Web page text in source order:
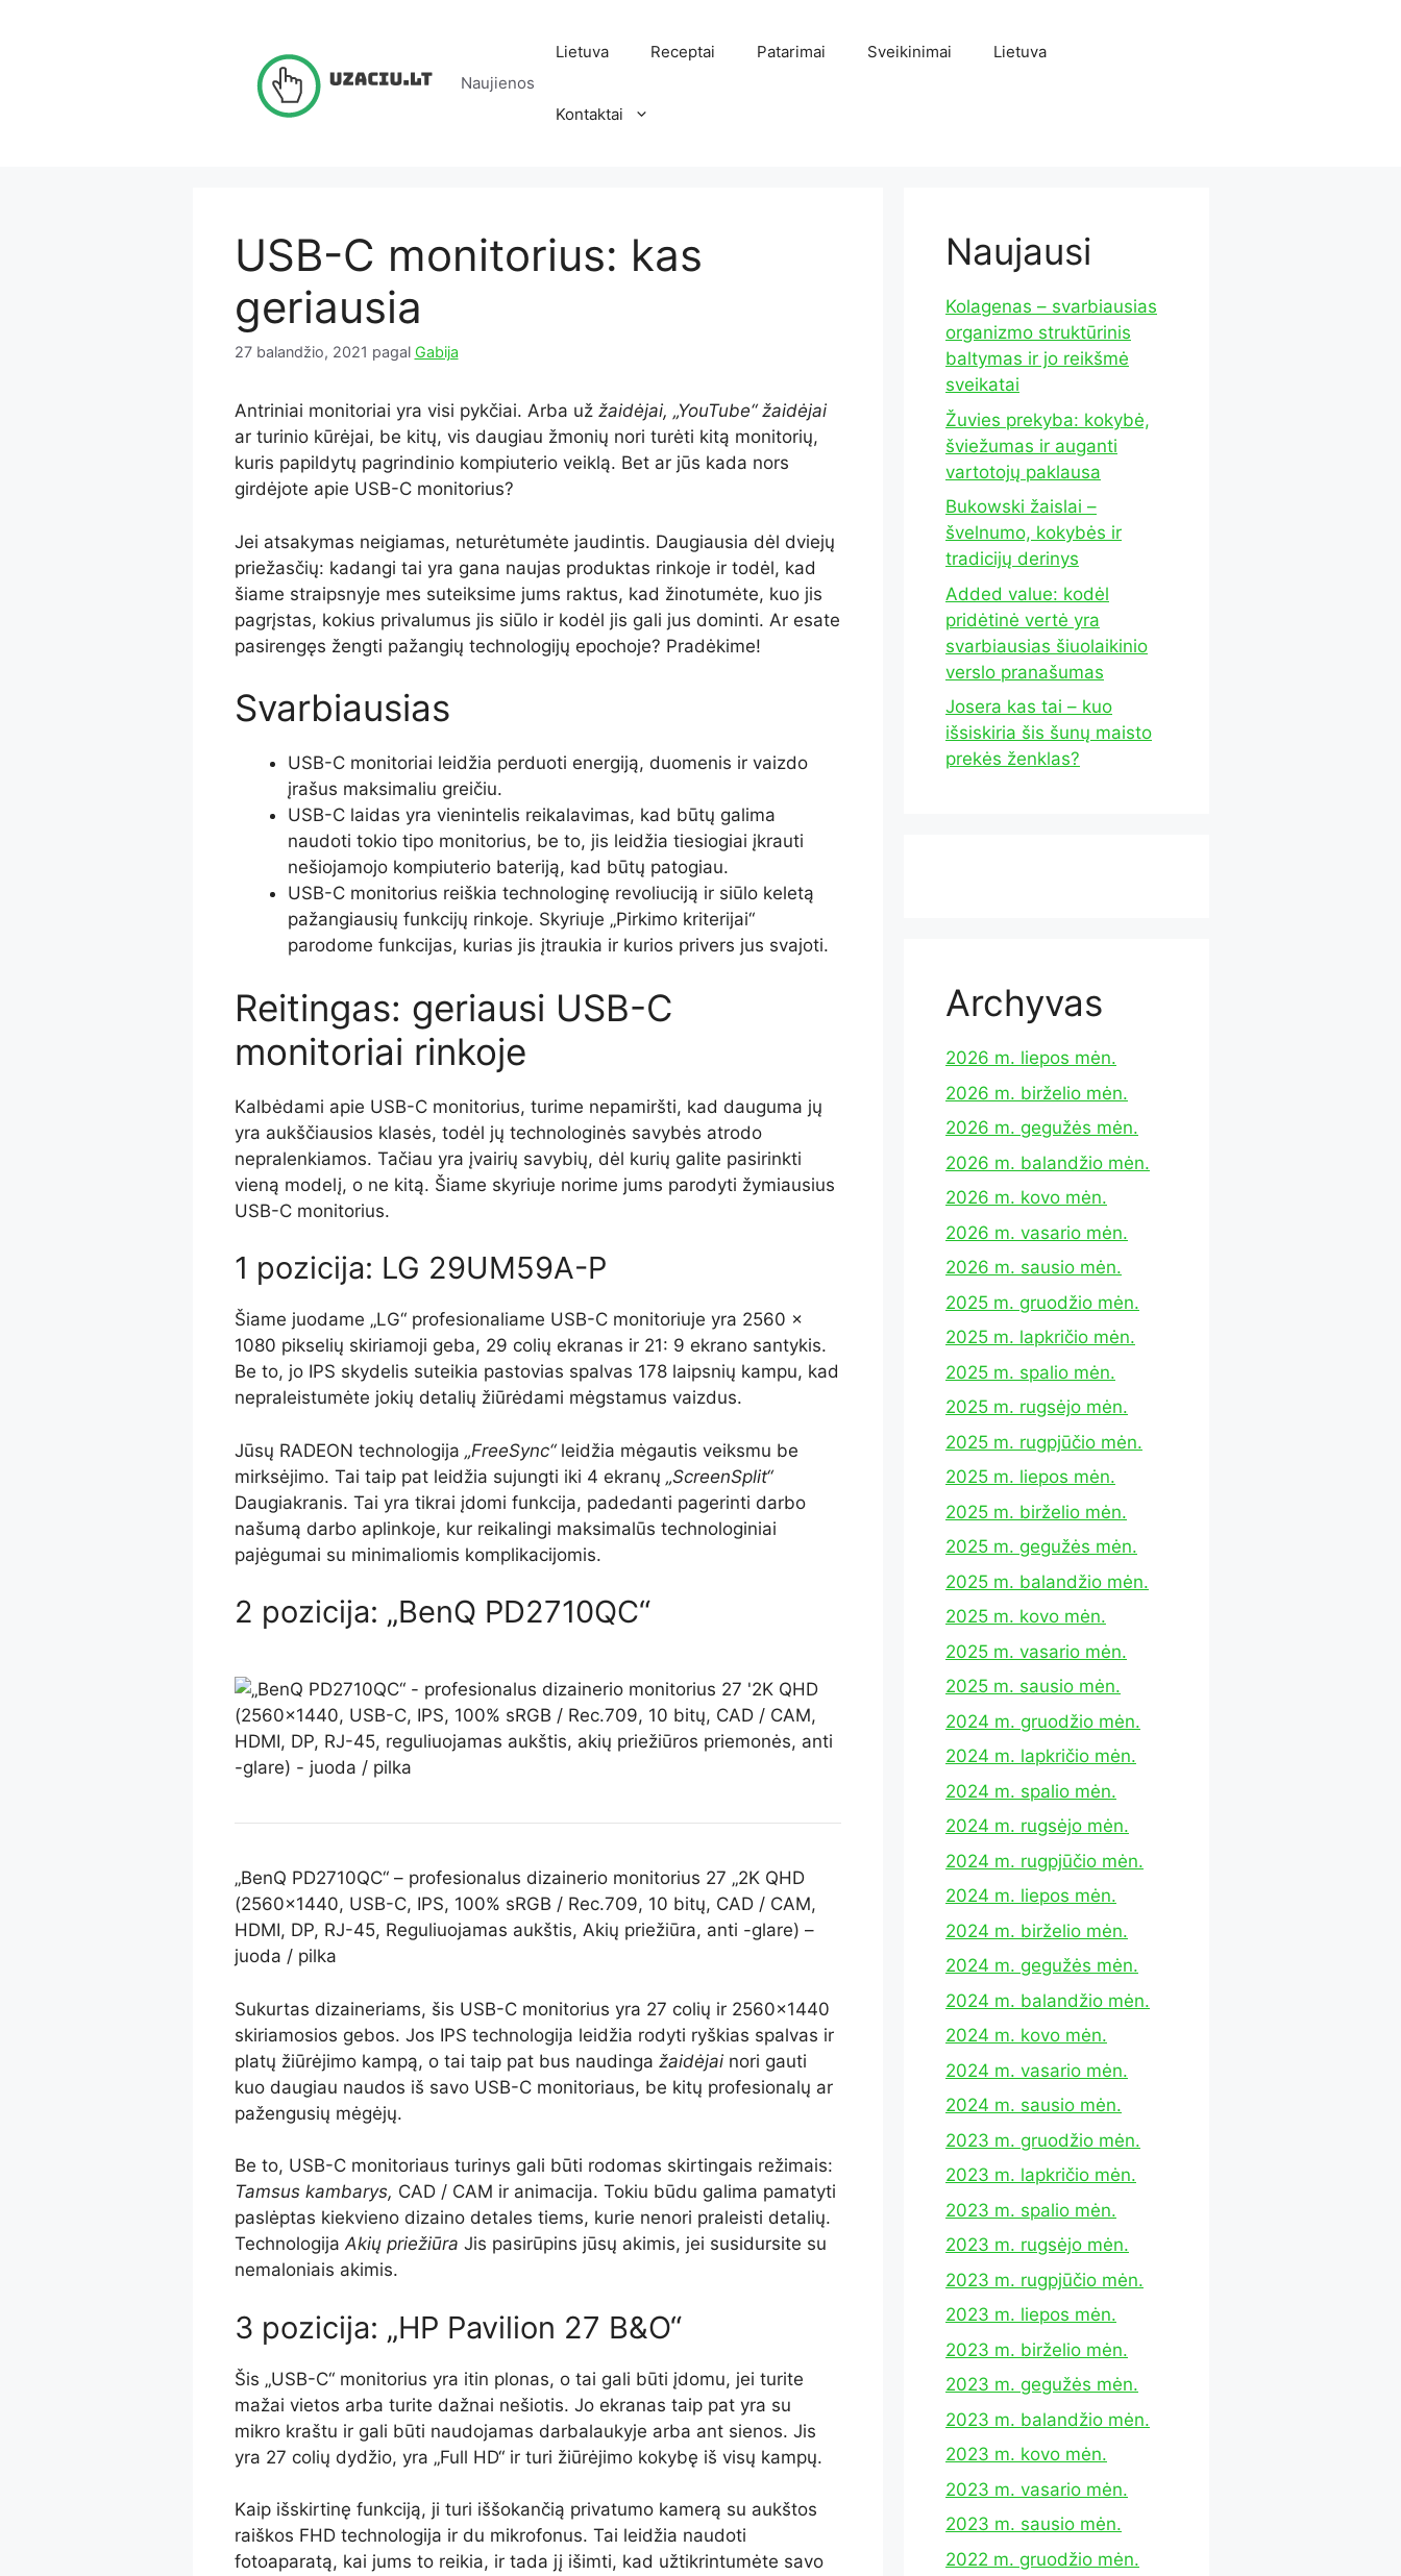
Naujienos
Lietuva Receptai Patarimai Sveikinimai Lietuva
Kontaktai
USB-C monitorius: kas
geriausia
27 balandžio, 2021 pagal Gabija
Antriniai monitoriai yra visi pykčiai. Arba už žaidėjai, „YouTube“ žaidėjai
ar turinio kūrėjai, be kitų, vis daugiau žmonių nori turėti kitą monitorių,
kuris papildytų pagrindinio kompiuterio veiklą. Bet ar jūs kada nors
girdėjote apie USB-C monitorius?
Jei atsakymas neigiamas, neturėtumėte jaudintis. Daugiausia dėl dviejų
priežasčių: kadangi tai yra gana naujas produktas rinkoje ir todėl, kad
šiame straipsnyje mes suteiksime jums raktus, kad žinotumėte, kuo jis
pagrįstas, kokius privalumus jis siūlo ir kodėl jis gali jus dominti. Ar esate
pasirengęs žengti pažangių technologijų epochoje? Pradėkime!
Svarbiausias
USB-C monitoriai leidžia perduoti energiją, duomenis ir vaizdo
įrašus maksimaliu greičiu.
USB-C laidas yra vienintelis reikalavimas, kad būtų galima
naudoti tokio tipo monitorius, be to, jis leidžia tiesiogiai įkrauti
nešiojamojo kompiuterio bateriją, kad būtų patogiau.
USB-C monitorius reiškia technologinę revoliuciją ir siūlo keletą
pažangiausių funkcijų rinkoje. Skyriuje „Pirkimo kriterijai“
parodome funkcijas, kurias jis įtraukia ir kurios privers jus svajoti.
Reitingas: geriausi USB-C
monitoriai rinkoje
Kalbėdami apie USB-C monitorius, turime nepamiršti, kad dauguma jų
yra aukščiausios klasės, todėl jų technologinės savybės atrodo
nepralenkiamos. Tačiau yra įvairių savybių, dėl kurių galite pasirinkti
vieną modelį, o ne kitą. Šiame skyriuje norime jums parodyti žymiausius
USB-C monitorius.
1 pozicija: LG 29UM59A-P
Šiame juodame „LG“ profesionaliame USB-C monitoriuje yra 2560 x
1080 pikselių skiriamoji geba, 29 colių ekranas ir 21: 9 ekrano santykis.
Be to, jo IPS skydelis suteikia pastovias spalvas 178 laipsnių kampu, kad
nepraleistumėte jokių detalių žiūrėdami mėgstamus vaizdus.
Jūsų RADEON technologija „FreeSync“leidžia mėgautis veiksmu be
mirksėjimo. Tai taip pat leidžia sujungti iki 4 ekranų „ScreenSplit“
Daugiakranis. Tai yra tikrai įdomi funkcija, padedanti pagerinti darbo
našumą darbo aplinkoje, kur reikalingi maksimalūs technologiniai
pajėgumai su minimaliomis komplikacijomis.
2 pozicija: „BenQ PD2710QC“
„BenQ PD2710QC“ – profesionalus dizainerio monitorius 27 „2K QHD
(2560×1440, USB-C, IPS, 100% sRGB / Rec.709, 10 bitų, CAD / CAM,
HDMI, DP, RJ-45, Reguliuojamas aukštis, Akių priežiūra, anti -glare) –
juoda / pilka
Sukurtas dizaineriams, šis USB-C monitorius yra 27 colių ir 2560×1440
skiriamosios gebos. Jos IPS technologija leidžia rodyti ryškias spalvas ir
platų žiūrėjimo kampą, o tai taip pat bus naudinga žaidėjainori gauti
kuo daugiau naudos iš savo USB-C monitoriaus, be kitų profesionalų ar
pažengusių mėgėjų.
Be to, USB-C monitoriaus turinys gali būti rodomas skirtingais režimais:
Tamsus kambarys, CAD / CAM ir animacija. Tokiu būdu galima pamatyti
paslėptas kiekvieno dizaino detales tiems, kurie nenori praleisti detalių.
TechnologijaAkių priežiūra Jis pasirūpins jūsų akimis, jei susidursite su
nemaloniais akimis.
3 pozicija: „HP Pavilion 27 B&O“
Šis „USB-C“ monitorius yra itin plonas, o tai gali būti įdomu, jei turite
mažai vietos arba turite dažnai nešiotis. Jo ekranas taip pat yra su
mikro kraštu ir gali būti naudojamas darbalaukyje arba ant sienos. Jis
yra 27 colių dydžio, yra „Full HD“ ir turi žiūrėjimo kokybę iš visų kampų.
Kaip išskirtinę funkciją, ji turi iššokančią privatumo kamerą su aukštos
raiškos FHD technologija ir du mikrofonus. Tai leidžia naudoti
fotoaparatą, kai jums to reikia, ir tada jį išimti, kad užtikrintumėte savo
Naujausi
Kolagenas – svarbiausias
organizmo struktūrinis
baltymas ir jo reikšmė
sveikatai
Žuvies prekyba: kokybė,
šviežumas ir auganti
vartotojų paklausa
Bukowski žaislai –
švelnumo, kokybės ir
tradicijų derinys
Added value: kodėl
pridėtinė vertė yra
svarbiausias šiuolaikinio
verslo pranašumas
Josera kas tai – kuo
išsiskiria šis šunų maisto
prekės ženklas?
Archyvas
2026 m. liepos mėn.
2026 m. birželio mėn.
2026 m. gegužės mėn.
2026 m. balandžio mėn.
2026 m. kovo mėn.
2026 m. vasario mėn.
2026 m. sausio mėn.
2025 m. gruodžio mėn.
2025 m. lapkričio mėn.
2025 m. spalio mėn.
2025 m. rugsėjo mėn.
2025 m. rugpjūčio mėn.
2025 m. liepos mėn.
2025 m. birželio mėn.
2025 m. gegužės mėn.
2025 m. balandžio mėn.
2025 m. kovo mėn.
2025 m. vasario mėn.
2025 m. sausio mėn.
2024 m. gruodžio mėn.
2024 m. lapkričio mėn.
2024 m. spalio mėn.
2024 m. rugsėjo mėn.
2024 m. rugpjūčio mėn.
2024 m. liepos mėn.
2024 m. birželio mėn.
2024 m. gegužės mėn.
2024 m. balandžio mėn.
2024 m. kovo mėn.
2024 m. vasario mėn.
2024 m. sausio mėn.
2023 m. gruodžio mėn.
2023 m. lapkričio mėn.
2023 m. spalio mėn.
2023 m. rugsėjo mėn.
2023 m. rugpjūčio mėn.
2023 m. liepos mėn.
2023 m. birželio mėn.
2023 m. gegužės mėn.
2023 m. balandžio mėn.
2023 m. kovo mėn.
2023 m. vasario mėn.
2023 m. sausio mėn.
2022 m. gruodžio mėn.